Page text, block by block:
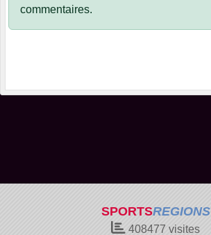
commentaires.
SPORTSREGIONS
408477 visites